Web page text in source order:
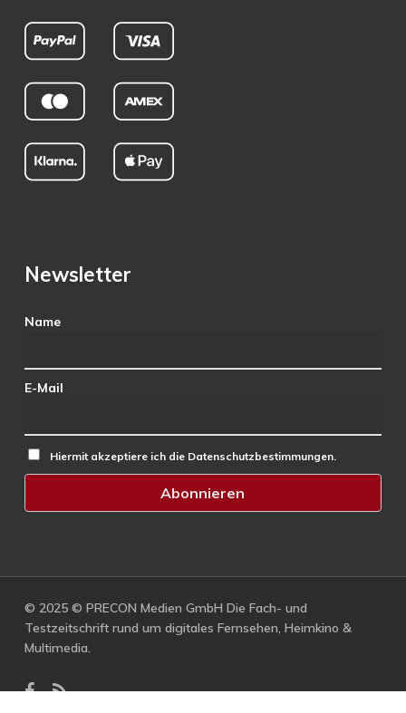
Newsletter
Name
E-Mail
Hiermit akzeptiere ich die Datenschutzbestimmungen.
© 2025 © PRECON Medien GmbH Die Fach- und
Testzeitschrift rund um digitales Fernsehen, Heimkino &
Multimedia.
facebook
RSS